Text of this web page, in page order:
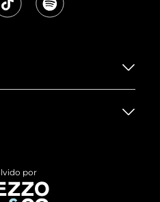
por